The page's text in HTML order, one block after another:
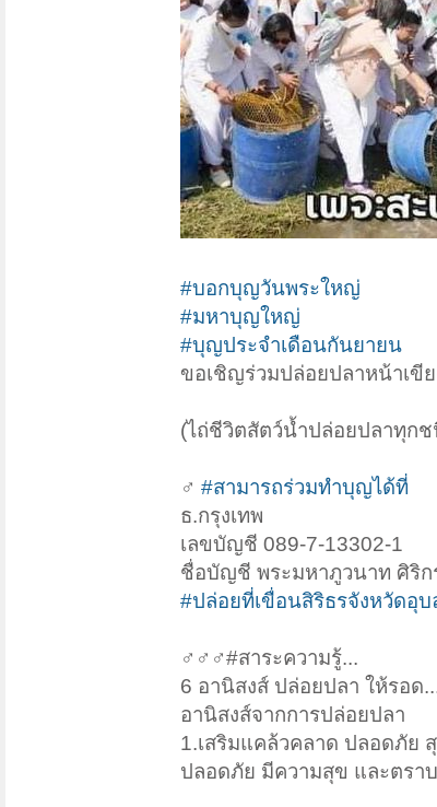
#บอกบุญวันพระใหญ่
#มหาบุญใหญ่
#บุญประจำเดือนกันยายน
ขอเชิญร่วมปล่อยปลาหน้าเขี
(ไถ่ชีวิตสัตว์น้ำปล่อยปลาทุก
‍♂️ #สามารถร่วมทำบุญได้ที่
ธ.กรุงเทพ
เลขบัญชี 089-7-13302-1
ชื่อบัญชี พระมหาภูวนาท ศิริก
#ปล่อยที่เขื่อนสิริธรจังหวัดอุ
‍♂️‍♂️‍♂️#สาระความรู้...
6 อานิสงส์ ปล่อยปลา ให้รอด
อานิสงส์จากการปล่อยปลา
1.เสริมแคล้วคลาด ปลอดภัย
ปลอดภัย มีความสุข และตรา